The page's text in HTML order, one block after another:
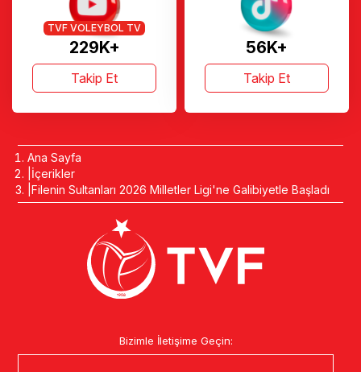
229K+
TVF VOLEYBOL TV
Takip Et
56K+
Takip Et
Ana Sayfa
İçerikler
Filenin Sultanları 2026 Milletler Ligi'ne Galibiyetle Başladı
Bizimle İletişime Geçin: